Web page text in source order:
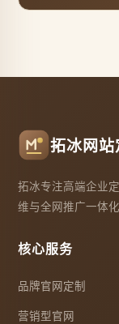
拓冰网站
拓冰专注高端企业
维与全网推广一体
核心服务
品牌官网定制
营销型官网